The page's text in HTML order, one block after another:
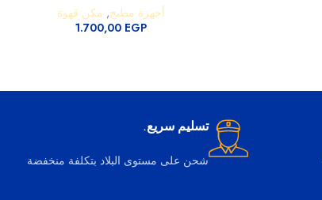
أجهزة مطبخ, مكن قهوة
1.700,00 EGP
تسليم سريع.
شحن على مستوى البلاد بتكلفة منخفضة